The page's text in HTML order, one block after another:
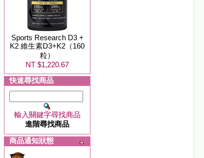
Sports Research D3 +
K2 維生素D3+K2（160
粒）
NT $1,220.67
快速尋找商品
輸入關鍵字尋找商品
進階尋找商品
商品通知狀態